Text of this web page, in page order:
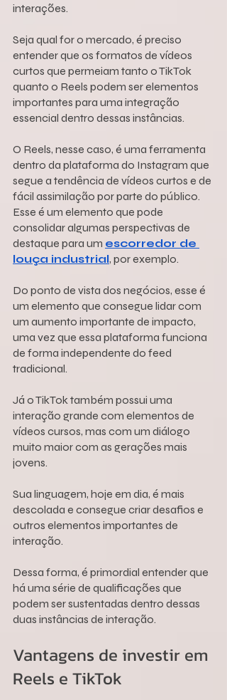
interações.
Seja qual for o mercado, é preciso
entender que os formatos de vídeos
curtos que permeiam tanto o TikTok
quanto o Reels podem ser elementos
importantes para uma integração
essencial dentro dessas instâncias.
O Reels, nesse caso, é uma ferramenta
dentro da plataforma do Instagram que
segue a tendência de vídeos curtos e de
fácil assimilação por parte do público.
Esse é um elemento que pode
consolidar algumas perspectivas de
destaque para um escorredor de
louça industrial, por exemplo.
Do ponto de vista dos negócios, esse é
um elemento que consegue lidar com
um aumento importante de impacto,
uma vez que essa plataforma funciona
de forma independente do feed
tradicional.
Já o TikTok também possui uma
interação grande com elementos de
vídeos cursos, mas com um diálogo
muito maior com as gerações mais
jovens.
Sua linguagem, hoje em dia, é mais
descolada e consegue criar desafios e
outros elementos importantes de
interação.
Dessa forma, é primordial entender que
há uma série de qualificações que
podem ser sustentadas dentro dessas
duas instâncias de interação.
Vantagens de investir em
Reels e TikTok